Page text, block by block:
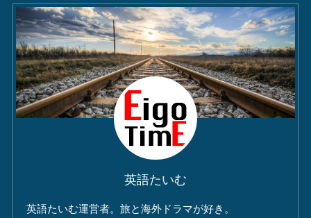
英語たいむ
英語たいむ運営者。旅と海外ドラマが好き。